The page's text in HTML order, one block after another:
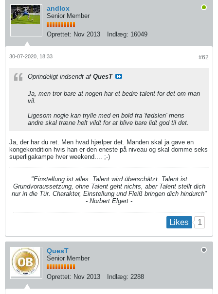
andlox
Senior Member
Oprettet: Nov 2013 Indlæg: 16049
#62
30-07-2020, 18:33
Oprindeligt indsendt af QuesT
Ja, men tror bare at nogen har et bedre talent for det om man
vil.
Ligesom nogle kan trylle med en bold fra 'fødslen' mens
andre skal træne helt vildt for at blive bare lidt god til det.
Ja, der har du ret. Men hvad hjælper det. Manden skal ja gave en
kongekondition hvis han er den eneste på niveau og skal domme seks
superligakampe hver weekend.... ;-)
"Einstellung ist alles. Talent wird überschätzt. Talent ist
Grundvoraussetzung, ohne Talent geht nichts, aber Talent stellt dich
nur in die Tür. Charakter, Einstellung und Fleiß bringen dich hindurch"
- Norbert Elgert -
Likes 1
QuesT
Senior Member
Oprettet: Nov 2013 Indlæg: 2288